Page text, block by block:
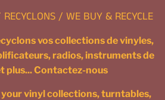
/ WE BUY & RECYCLE
vos collections de vinyles,
radios, instruments de
plus... Contactez-nous
your vinyl collections, turntables,